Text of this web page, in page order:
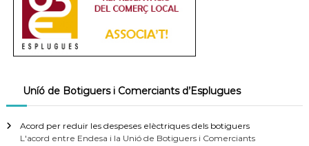
Uníó de Botiguers i Comerciants d’Esplugues
Acord per reduir les despeses elèctriques dels botiguers
L'acord entre Endesa i la Unió de Botiguers i Comerciants